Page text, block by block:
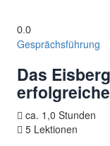
0.0
Gesprächsführung
Das
ca. 1,0 Stunden
5 Lektionen